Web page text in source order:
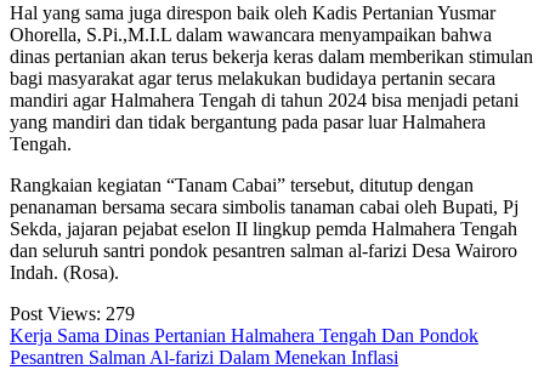
Hal yang sama juga direspon baik oleh Kadis Pertanian Yusmar
Ohorella, S.Pi.,M.I.L dalam wawancara menyampaikan bahwa
dinas pertanian akan terus bekerja keras dalam memberikan stimulan
bagi masyarakat agar terus melakukan budidaya pertanin secara
mandiri agar Halmahera Tengah di tahun 2024 bisa menjadi petani
yang mandiri dan tidak bergantung pada pasar luar Halmahera
Tengah.
Rangkaian kegiatan “Tanam Cabai” tersebut, ditutup dengan
penanaman bersama secara simbolis tanaman cabai oleh Bupati, Pj
Sekda, jajaran pejabat eselon II lingkup pemda Halmahera Tengah
dan seluruh santri pondok pesantren salman al-farizi Desa Wairoro
Indah. (Rosa).
Post Views: 279
Kerja Sama Dinas Pertanian Halmahera Tengah Dan Pondok
Pesantren Salman Al-farizi Dalam Menekan Inflasi